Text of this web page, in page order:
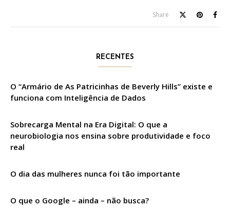
Share
RECENTES
O “Armário de As Patricinhas de Beverly Hills” existe e
funciona com Inteligência de Dados
Sobrecarga Mental na Era Digital: O que a
neurobiologia nos ensina sobre produtividade e foco
real
O dia das mulheres nunca foi tão importante
O que o Google – ainda – não busca?